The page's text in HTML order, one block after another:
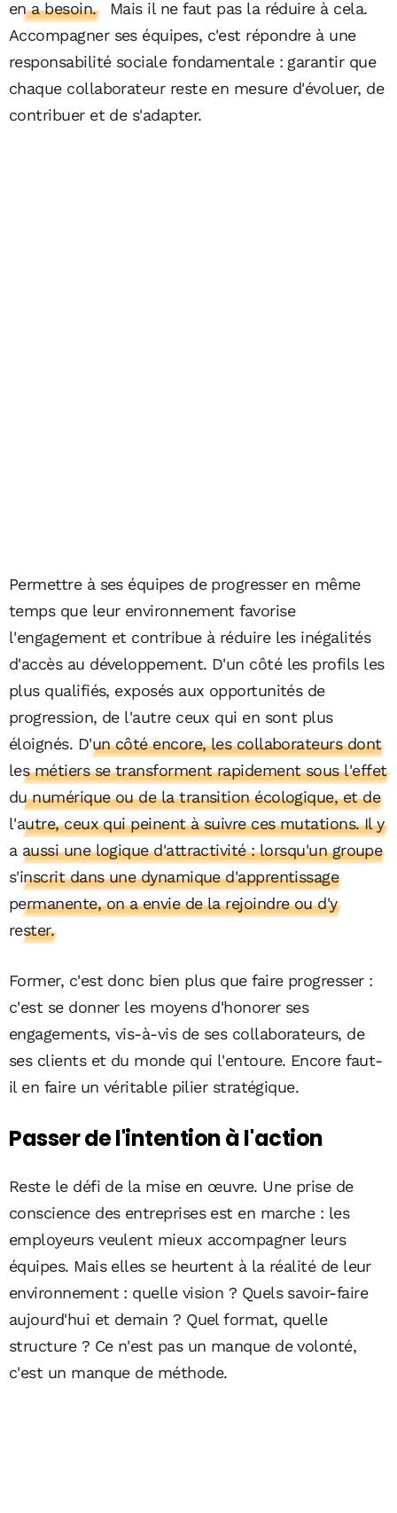
en a besoin.
Mais il ne faut pas la réduire à cela.
Accompagner ses équipes, c'est répondre à une
responsabilité sociale fondamentale : garantir que
chaque collaborateur reste en mesure d'évoluer, de
contribuer et de s'adapter.
Permettre à ses équipes de progresser en même
temps que leur environnement favorise
l'engagement et contribue à réduire les inégalités
d'accès au développement. D'un côté les profils les
plus qualifiés, exposés aux opportunités de
progression, de l'autre ceux qui en sont plus
éloignés. D'un côté encore, les collaborateurs dont
les métiers se transforment rapidement sous l'effet
du numérique ou de la transition écologique, et de
l'autre, ceux qui peinent à suivre ces mutations. Il y
a aussi une logique d'attractivité : lorsqu'un groupe
s'inscrit dans une dynamique d'apprentissage
permanente, on a envie de la rejoindre ou d'y
rester.
Former, c'est donc bien plus que faire progresser :
c'est se donner les moyens d'honorer ses
engagements, vis-à-vis de ses collaborateurs, de
ses clients et du monde qui l'entoure. Encore faut-
il en faire un véritable pilier stratégique.
Passer de l'intention à l'action
Reste le défi de la mise en œuvre. Une prise de
conscience des entreprises est en marche : les
employeurs veulent mieux accompagner leurs
équipes. Mais elles se heurtent à la réalité de leur
environnement : quelle vision ? Quels savoir-faire
aujourd'hui et demain ? Quel format, quelle
structure ? Ce n'est pas un manque de volonté,
c'est un manque de méthode.